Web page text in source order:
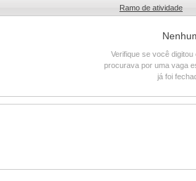
Ramo de atividade
Verifique se você
procurava por uma vaga
já foi